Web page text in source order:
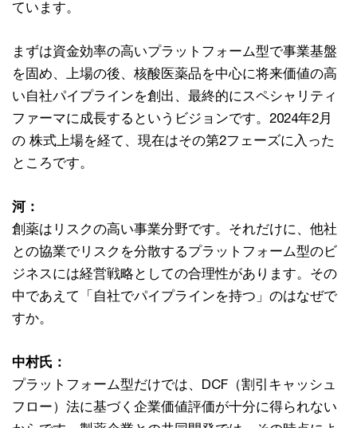
ています。
まずは資金効率の高いプラットフォーム型で事業基盤
を固め、上場の後、核酸医薬品を中心に将来価値の高
い自社パイプラインを創出、最終的にスペシャリティ
ファーマに成長するというビジョンです。2024年2月
の 株式上場を経て、現在はその第2フェーズに入った
ところです。
河：
創薬はリスクの高い事業分野です。それだけに、他社
との協業でリスクを分散するプラットフォーム型のビ
ジネスには経営戦略としての合理性があります。その
中であえて「自社でパイプラインを持つ」のはなぜで
すか。
中村氏：
プラットフォーム型だけでは、DCF（割引キャッシュ
フロー）法に基づく企業価値評価が十分に得られない